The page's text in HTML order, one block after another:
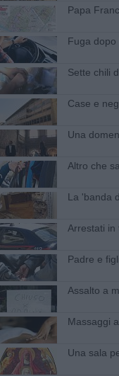
Papa
​Fuga dopo
Sette chili
Case e
Una
Altro che
​La 'banda
Arrestati in
Padre e
Assalto a
Massaggi
Una sala